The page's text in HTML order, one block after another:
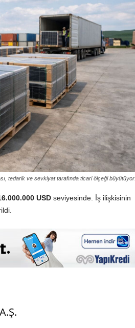
tedarik ve sevkiyat tarafında ticari ölçeği büyütüyor.
USDseviyesinde. İş ilişkisinin